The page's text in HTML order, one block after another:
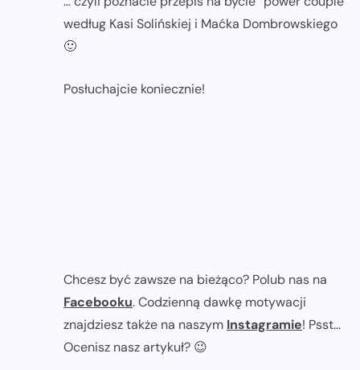
według Kasi Solińskiej i Maćka Dombrowskiego
🙂
Posłuchajcie koniecznie!
Chcesz być zawsze na bieżąco? Polub nas na
Facebooku. Codzienną dawkę motywacji
znajdziesz także na naszym Instagramie! Psst...
Ocenisz nasz artykuł? 😉